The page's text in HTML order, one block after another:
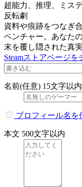
超能力、推理、ミス
反転劇
資料や痕跡をつなぎ
ベンチャー。あなた
末を覆し隠された真
Steamストアページを
名前(任意) 15文字以内
プロフィール名を
本文 500文字以内